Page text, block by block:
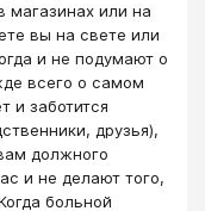
магазинах или на
вы на свете или
и не подумают о
всего о самом
и заботится
друзья),
должного
и не делают того,
больной